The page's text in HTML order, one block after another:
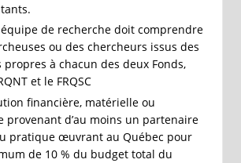
de recherche doit comprendre
ou des chercheurs issus des
propres à chacun des deux Fonds,
et le FRQSC
financière, matérielle ou
provenant d’au moins un partenaire
pratique œuvrant au Québec pour
de 10 % du budget total du